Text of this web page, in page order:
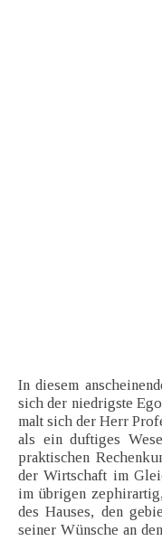
In diesem
sich der niedrigste
malt sich der Herr
als ein duftiges
praktischen
der Wirtschaft im
im übrigen
des Hauses, den
seiner Wünsche an